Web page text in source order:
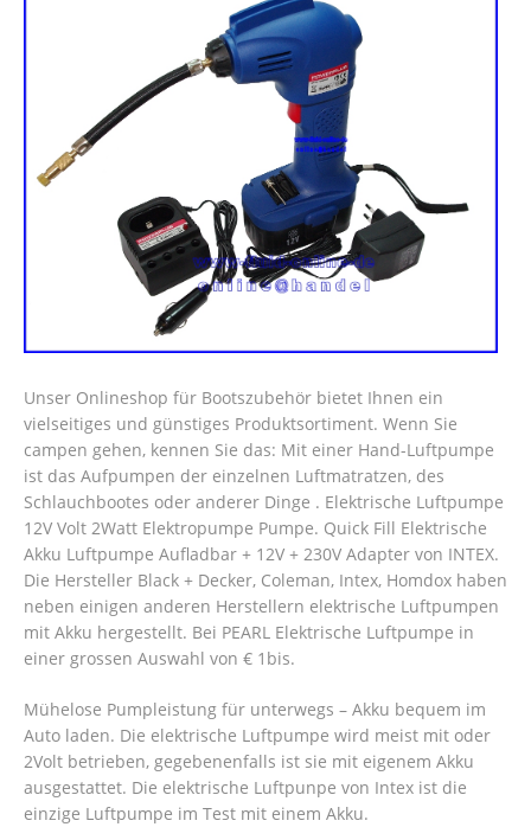
Unser Onlineshop für Bootszubehör bietet Ihnen ein
vielseitiges und günstiges Produktsortiment. Wenn Sie
campen gehen, kennen Sie das: Mit einer Hand-Luftpumpe
ist das Aufpumpen der einzelnen Luftmatratzen, des
Schlauchbootes oder anderer Dinge . Elektrische Luftpumpe
12V Volt 2Watt Elektropumpe Pumpe. Quick Fill Elektrische
Akku Luftpumpe Aufladbar + 12V + 230V Adapter von INTEX.
Die Hersteller Black + Decker, Coleman, Intex, Homdox haben
neben einigen anderen Herstellern elektrische Luftpumpen
mit Akku hergestellt. Bei PEARL Elektrische Luftpumpe in
einer grossen Auswahl von € 1bis.
Mühelose Pumpleistung für unterwegs – Akku bequem im
Auto laden. Die elektrische Luftpumpe wird meist mit oder
2Volt betrieben, gegebenenfalls ist sie mit eigenem Akku
ausgestattet. Die elektrische Luftpunpe von Intex ist die
einzige Luftpumpe im Test mit einem Akku.